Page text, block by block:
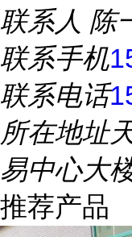
联系人 陈
联系手机
联系电话
所在地址
易中心大
推荐产品